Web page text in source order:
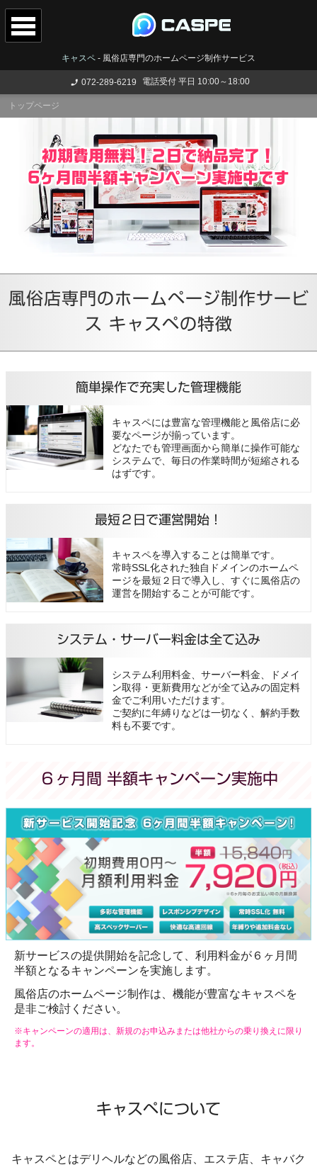
キャスペ - 風俗店専門のホームページ制作サービス
072-289-6219 電話受付 平日 10:00～18:00
トップページ
初期費用無料！２日で納品完了！
6ヶ月間半額キャンペーン実施中です
風俗店専門のホームページ制作サービ
ス キャスペの特徴
簡単操作で充実した管理機能
キャスペには豊富な管理機能と風俗店に必
要なページが揃っています。
どなたでも管理画面から簡単に操作可能な
システムで、毎日の作業時間が短縮される
はずです。
最短２日で運営開始！
キャスペを導入することは簡単です。
常時SSL化された独自ドメインのホームペ
ージを最短２日で導入し、すぐに風俗店の
運営を開始することが可能です。
システム・サーバー料金は全て込み
システム利用料金、サーバー料金、ドメイ
ン取得・更新費用などが全て込みの固定料
金でご利用いただけます。
ご契約に年縛りなどは一切なく、解約手数
料も不要です。
６ヶ月間 半額キャンペーン実施中
新サービスの提供開始を記念して、利用料金が６ヶ月間
半額となるキャンペーンを実施します。
風俗店のホームページ制作は、機能が豊富なキャスペを
是非ご検討ください。
※キャンペーンの適用は、新規のお申込みまたは他社からの乗り換えに限り
ます。
キャスペについて
キャスペとはデリヘルなどの風俗店、エステ店、キャバク